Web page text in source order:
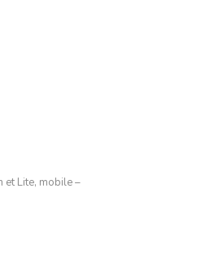
et Lite, mobile –